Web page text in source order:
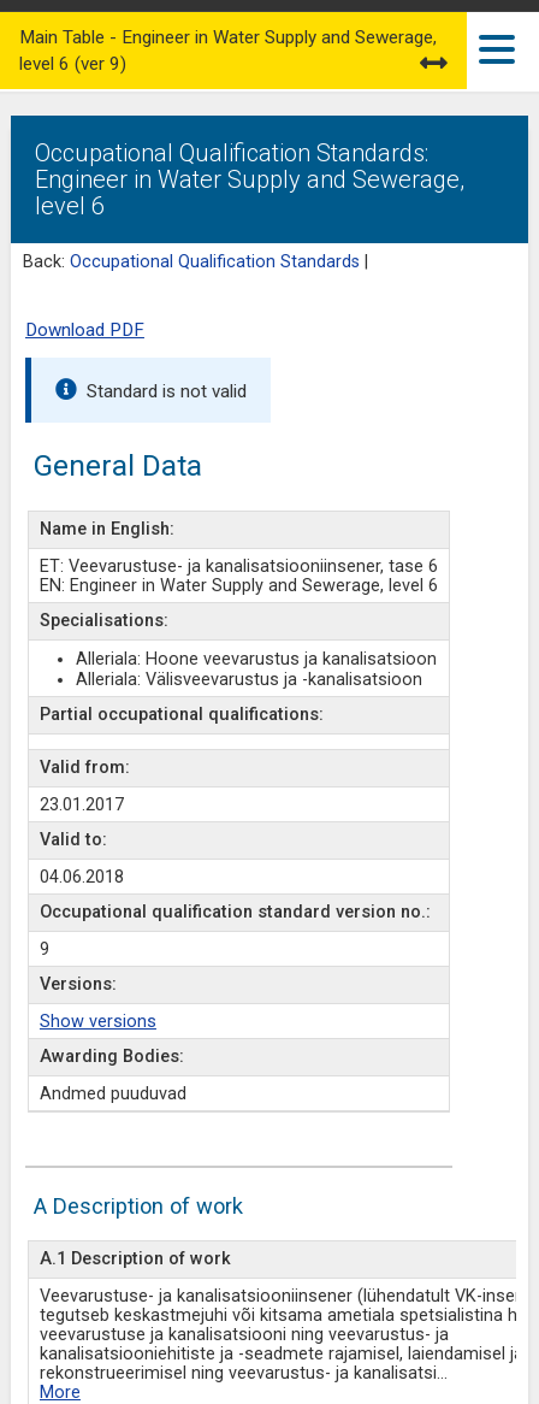
Occupational Qualification Standards:
Engineer in Water Supply and Sewerage,
level 6
Back: Occupational Qualification Standards
Main Table - Engineer in Water Supply and Sewerage,
level 6 (ver 9)
Download PDF
Standard is not valid
General Data
Name in English:
ET: Veevarustuse- ja kanalisatsiooniinsener, tase 6
EN: Engineer in Water Supply and Sewerage, level 6
Specialisations:
Alleriala: Hoone veevarustus ja kanalisatsioon
Alleriala: Välisveevarustus ja -kanalisatsioon
Partial occupational qualifications:
Valid from:
23.01.2017
Valid to:
04.06.2018
Occupational qualification standard version no.:
9
Versions:
Show versions
Awarding Bodies:
Andmed puuduvad
A Description of work
A.1 Description of work
Veevarustuse- ja kanalisatsiooniinsener (lühendatult VK-
tegutseb keskastmejuhi või kitsama ametiala spetsialistina
veevarustuse ja kanalisatsiooni ning veevarustus- ja
kanalisatsiooniehitiste ja -seadmete rajamisel, laiendamisel ja
rekonstrueerimisel ning veevarustus- ja kanalisatsi...
More